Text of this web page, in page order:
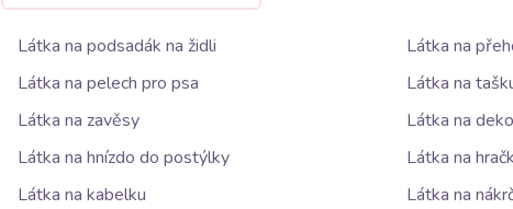
Látka na podsadák na židli
Látka na
Látka na pelech pro psa
Látka na
Látka na zavěsy
Látka na
Látka na hnízdo do postýlky
Látka na
Látka na kabelku
Látka na